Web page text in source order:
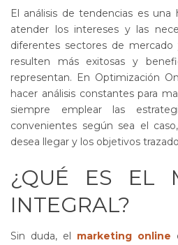
El análisis de tendencias es
atender los intereses y las
diferentes sectores de mercado
resulten más exitosas y
representan. En Optimización
hacer análisis constantes para
siempre emplear las
convenientes según sea el
desea llegar y los objetivos
¿QUÉ ES EL
INTEGRAL?
Sin duda, el marketing online